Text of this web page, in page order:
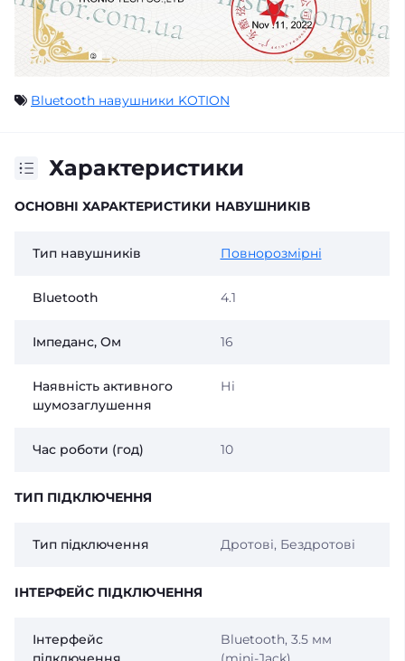
Bluetooth навушники KOTION
Характеристики
ОСНОВНІ ХАРАКТЕРИСТИКИ НАВУШНИКІВ
Тип навушників Повнорозмірні
Bluetooth 4.1
Імпеданс, Ом 16
Наявність активного
шумозаглушення
Ні
Час роботи (год) 10
ТИП ПІДКЛЮЧЕННЯ
Тип підключення Дротові, Бездротові
ІНТЕРФЕЙС ПІДКЛЮЧЕННЯ
Інтерфейс
Bluetooth, 3.5 мм